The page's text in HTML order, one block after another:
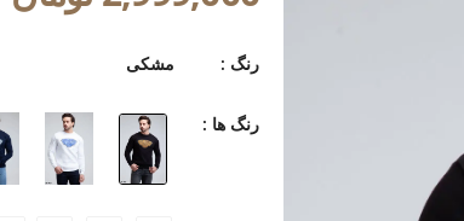
رنگ : مشکی
رنگ ها :